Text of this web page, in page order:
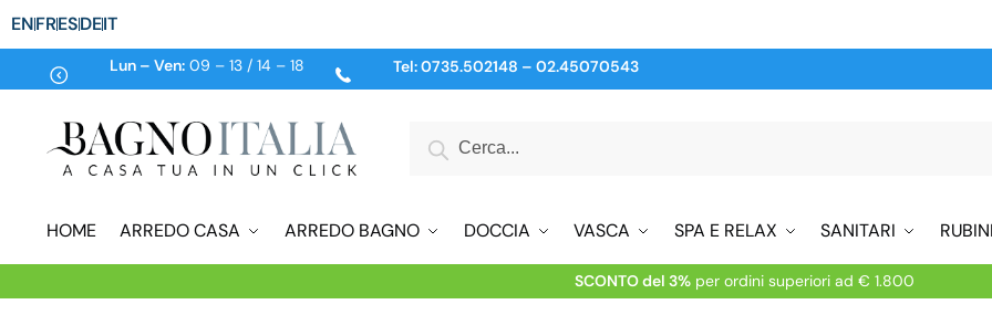
ENFRESDEIT
Lun – Ven:09 – 13 / 14 – 18 Tel:0735.502148 – 02.45070543
HOME ARREDO CASA ARREDO BAGNO DOCCIA VASCA SPA E RELAX SANITARI
SCONTO del 3%per ordini superiori ad € 1.800